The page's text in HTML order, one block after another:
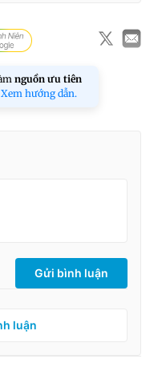
nguồn ưu tiên
Xem hướng dẫn.
Gửi bình luận
luận